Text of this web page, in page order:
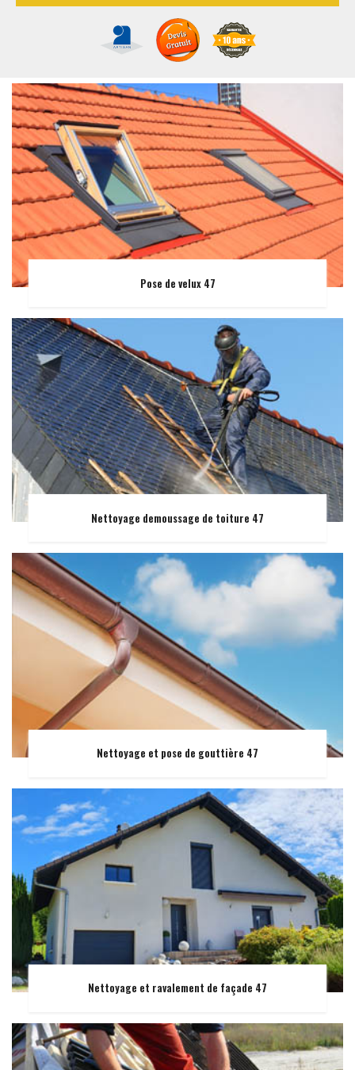
Pose de velux 47
Nettoyage demoussage de toiture 47
Nettoyage et pose de gouttière 47
Nettoyage et ravalement de façade 47